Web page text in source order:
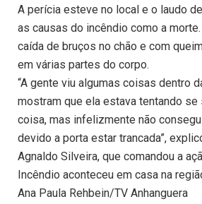
A perícia esteve no local e o laudo
as causas do incêndio como a
caída de bruços no chão e com
em várias partes do corpo.
“A gente viu algumas coisas dentro
mostram que ela estava tentando se
coisa, mas infelizmente não
devido a porta estar trancada”,
Agnaldo Silveira, que comandou a
Incêndio aconteceu em casa na
Ana Paula Rehbein/TV Anhanguera